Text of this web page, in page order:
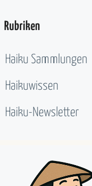
Rubriken
Haiku Sammlungen
Haikuwissen
Haiku-Newsletter